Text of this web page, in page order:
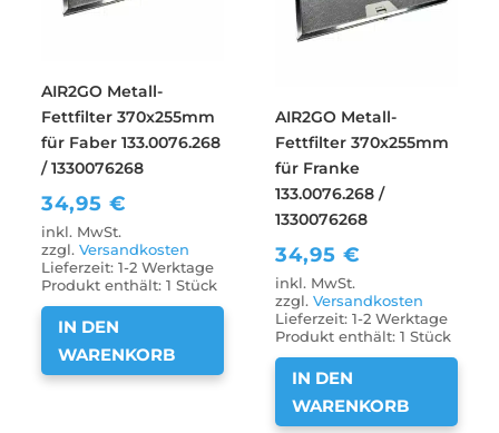
AIR2GO Metall-
Fettfilter 370x255mm
für Faber 133.0076.268
/ 1330076268
34,95€
inkl. MwSt.
zzgl.Versandkosten
Lieferzeit:1-2 Werktage
Produkt enthält: 1Stück
IN DEN
WARENKORB
AIR2GO Metall-
Fettfilter 370x255mm
für Franke
133.0076.268 /
1330076268
34,95€
inkl. MwSt.
zzgl.Versandkosten
Lieferzeit:1-2 Werktage
Produkt enthält: 1Stück
IN DEN
WARENKORB